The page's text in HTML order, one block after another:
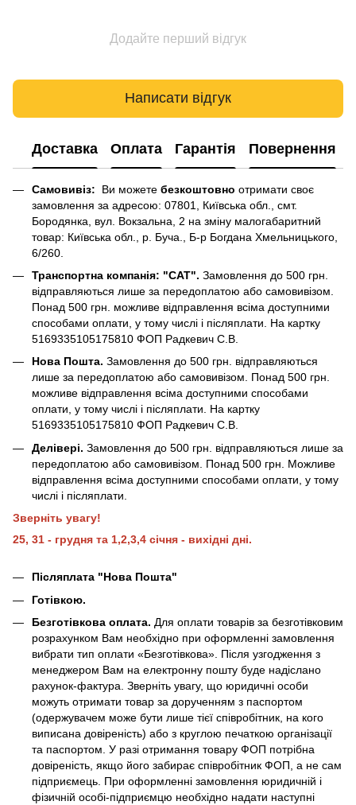
Додайте перший відгук
Написати відгук
Доставка Оплата Гарантія Повернення
Самовивіз: Ви можете безкоштовно отримати своє
замовлення за адресою: 07801, Київська обл., смт.
Бородянка, вул. Вокзальна, 2 на зміну малогабаритний
товар: Київська обл., р. Буча., Б-р Богдана Хмельницького,
6/260.
Транспортна компанія: "САТ". Замовлення до 500 грн.
відправляються лише за передоплатою або самовивізом.
Понад 500 грн. можливе відправлення всіма доступними
способами оплати, у тому числі і післяплати. На картку
5169335105175810 ФОП Радкевич С.В.
Нова Пошта. Замовлення до 500 грн. відправляються
лише за передоплатою або самовивізом. Понад 500 грн.
можливе відправлення всіма доступними способами
оплати, у тому числі і післяплати. На картку
5169335105175810 ФОП Радкевич С.В.
Делівері. Замовлення до 500 грн. відправляються лише за
передоплатою або самовивізом. Понад 500 грн. Можливе
відправлення всіма доступними способами оплати, у тому
числі і післяплати.
Зверніть увагу!
25, 31 - грудня та 1,2,3,4 січня - вихідні дні.
Післяплата "Нова Пошта"
Готівкою.
Безготівкова оплата. Для оплати товарів за безготівковим
розрахунком Вам необхідно при оформленні замовлення
вибрати тип оплати «Безготівкова». Після узгодження з
менеджером Вам на електронну пошту буде надіслано
рахунок-фактура. Зверніть увагу, що юридичні особи
можуть отримати товар за дорученням з паспортом
(одержувачем може бути лише тієї співробітник, на кого
виписана довіреність) або з круглою печаткою організації
та паспортом. У разі отримання товару ФОП потрібна
довіреність, якщо його забирає співробітник ФОП, а не сам
підприємець. При оформленні замовлення юридичній і
фізичній особі-підприємцю необхідно надати наступні